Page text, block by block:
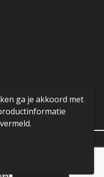
2023
ga je akkoord met